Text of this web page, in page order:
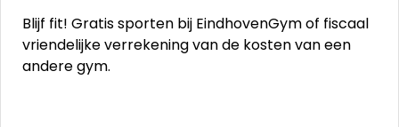
Blijf fit! Gratis sporten bij EindhovenGym of fiscaal
vriendelijke verrekening van de kosten van een
andere gym.